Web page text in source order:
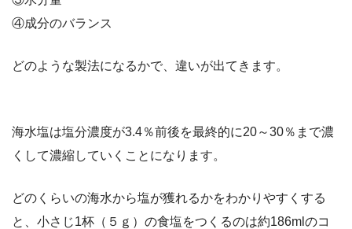
④成分のバランス
どのような製法になるかで、違いが出てきます。
海水塩は塩分濃度が3.4％前後を最終的に20～30％まで濃
くして濃縮していくことになります。
どのくらいの海水から塩が獲れるかをわかりやすくする
と、小さじ1杯（５ｇ）の食塩をつくるのは約186mlのコ